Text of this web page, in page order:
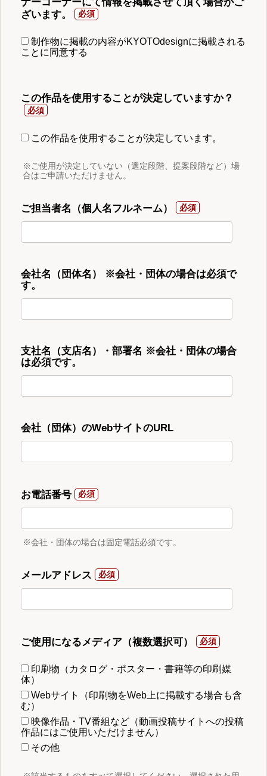
ざいます。
制作物に掲載の内容がKYOTOdesignに掲載される
ことに同意する
この作品を使用することが決定していますか？
この作品を使用することが決定しています。
※ご使用が決定していない（選定段階、提案段階など）場
合はご申請いただけません。
ご担当者名（個人名フルネーム）
会社名（団体名） ※会社・団体の場合は必須で
す。
支社名（支店名）・部署名 ※会社・団体の場合
は必須です。
会社（団体）のWebサイトのURL
お電話番号
※会社・団体の場合は固定電話必須です。
メールアドレス
ご使用になるメディア（複数選択可）
印刷物（カタログ・ポスター・書籍等の印刷媒
体）
Webサイト（印刷物をWeb上に掲載する場合も含
む）
映像作品・TV番組など（動画投稿サイトへの投稿
作品にはご使用いただけません）
その他